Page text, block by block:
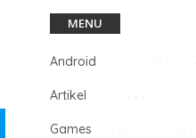
MENU
Android
Artikel
Games